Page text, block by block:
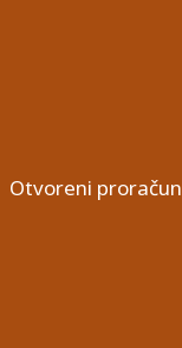
Otvoreni proračun